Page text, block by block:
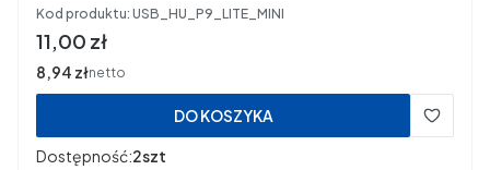
Kod produktu: USB_HU_P9_LITE_MINI
Cena
11,00 zł
Cena
8,94 złnetto
DO KOSZYKA
Dostępność:2szt